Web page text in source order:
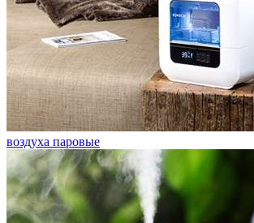
воздуха паровые